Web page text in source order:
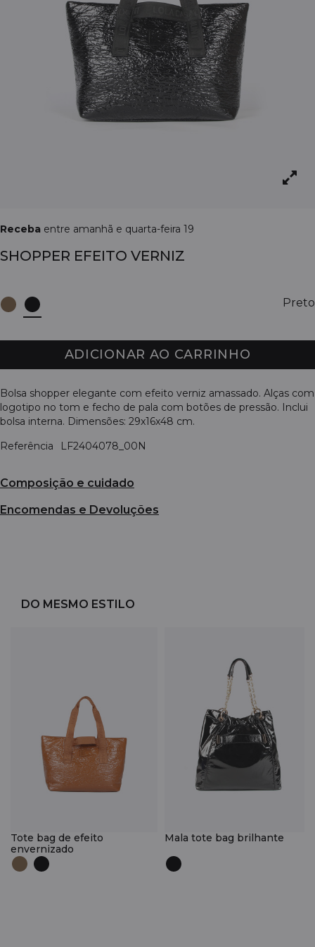
Receba entre amanhã e quarta-feira 19
SHOPPER EFEITO VERNIZ
Preto
ADICIONAR AO CARRINHO
Bolsa shopper elegante com efeito verniz amassado. Alças com
logotipo no tom e fecho de pala com botões de pressão. Inclui
bolsa interna. Dimensões: 29x16x48 cm.
Referência
LF2404078_00N
Composição e cuidado
Encomendas e Devoluções
DO MESMO ESTILO
Tote bag de efeito
envernizado
Mala tote bag brilhante